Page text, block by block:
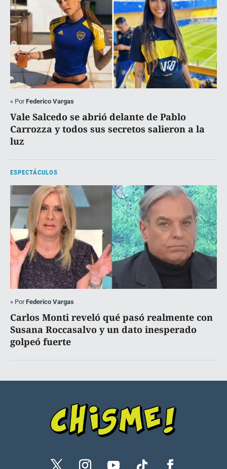
« PorFederico Vargas
Vale Salcedo se abrió delante de Pablo
Carrozza y todos sus secretos salieron a la
luz
ESPECTÁCULOS
« PorFederico Vargas
Carlos Monti reveló qué pasó realmente con
Susana Roccasalvo y un dato inesperado
golpeó fuerte